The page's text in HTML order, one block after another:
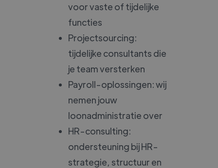
voor vaste of tijdelijke
functies
Projectsourcing:
tijdelijke consultants die
je team versterken
Payroll-oplossingen: wij
nemen jouw
loonadministratie over
HR-consulting:
ondersteuning bij HR-
strategie, structuur en